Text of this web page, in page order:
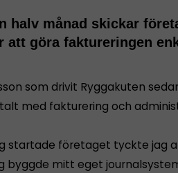
halv månad skickar
att göra faktureringen
som drivit Ryggakuten
med fakturering och
startade företaget tyckte jag
byggde mitt eget